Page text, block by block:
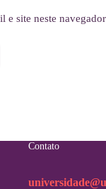
e site neste
Contato